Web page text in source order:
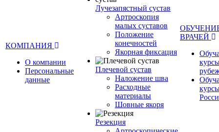
КОМПАНИЯ
О компании
Персональные
данные
Лучезапястный сустав
Артроскопия
малых суставов
Положение
конечностей
Якорная фиксация
Плечевой сустав
Наложение шва
Расходные
материалы
Шовные якоря
Резекция
ВРАЧЕЙ